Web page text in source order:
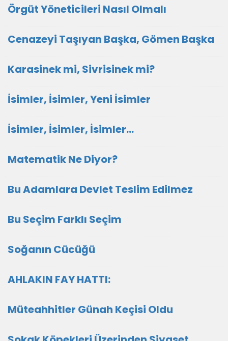
Örgüt Yöneticileri Nasıl Olmalı
Cenazeyi Taşıyan Başka, Gömen Başka
Karasinek mi, Sivrisinek mi?
İsimler, İsimler, Yeni İsimler
İsimler, İsimler, İsimler...
Matematik Ne Diyor?
Bu Adamlara Devlet Teslim Edilmez
Bu Seçim Farklı Seçim
Soğanın Cücüğü
AHLAKIN FAY HATTI:
Müteahhitler Günah Keçisi Oldu